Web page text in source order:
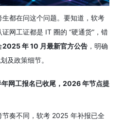
都在问这个问题。要知道，软考
网工证都是 IT 圈的 “硬通货”，错
2025 年 10 月最新官方公告 ，明确
及政策细节。
网工报名已收尾，2026 年节点提
奏不同，软考 2025 年补报已全